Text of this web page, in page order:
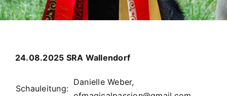
Fortbildung
24.08.2025 SRA Wallendorf
Schauleitung:
Danielle Weber,